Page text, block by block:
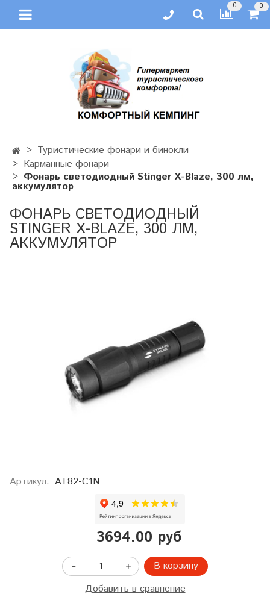
0 0
Туристические фонари и бинокли
Карманные фонари
Фонарь светодиодный Stinger X-Blaze, 300 лм,
аккумулятор
ФОНАРЬ СВЕТОДИОДНЫЙ
STINGER X-BLAZE, 300 ЛМ,
АККУМУЛЯТОР
Артикул: AT82-C1N
3694.00 руб
В корзину
Добавить в сравнение